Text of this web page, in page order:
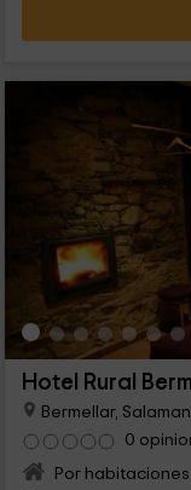
Hotel Rural
Bermellar,
0
Por habitaciones